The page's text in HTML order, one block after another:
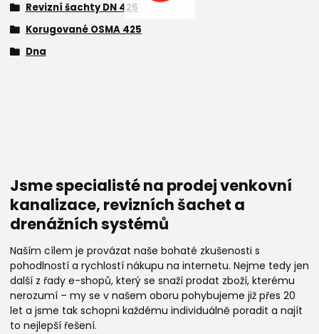
Revizní šachty DN 425
Korugované OSMA 425
Dna
Jsme specialisté na prodej venkovní
kanalizace, revizních šachet a
drenážních systémů
Naším cílem je provázat naše bohaté zkušenosti s
pohodlností a rychlostí nákupu na internetu. Nejme tedy jen
další z řady e-shopů, který se snaží prodat zboží, kterému
nerozumí – my se v našem oboru pohybujeme již přes 20
let a jsme tak schopni každému individuálně poradit a najít
to nejlepší řešení.